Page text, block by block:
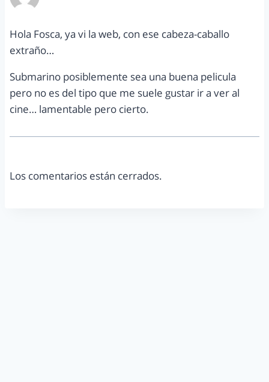
Hola Fosca, ya vi la web, con ese cabeza-caballo
extraño…
Submarino posiblemente sea una buena pelicula
pero no es del tipo que me suele gustar ir a ver al
cine… lamentable pero cierto.
Los comentarios están cerrados.